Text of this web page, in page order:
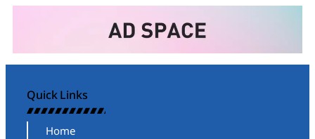
Quick Links
Home